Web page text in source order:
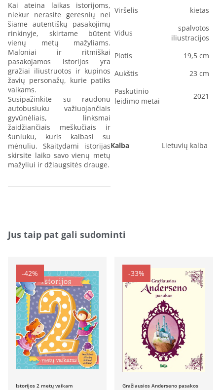
Kai ateina laikas istorijoms,
niekur nerasite geresnių nei
šiame autentiškų pasakojimų
rinkinyje, skirtame būtent
vienų metų mažyliams.
Maloniai ir ritmiškai
pasakojamos istorijos yra
gražiai iliustruotos ir kupinos
žavių personažų, kurie patiks
vaikams.
Susipažinkite su raudonu
autobusiuku važiuojančiais
gyvūnėliais, linksmai
žaidžiančiais meškučiais ir
šuniuku, kuris kalbasi su
mėnuliu. Skaitydami istorijas
skirsite laiko savo vienų metų
mažyliui ir džiaugsitės drauge.
Viršelis kietas
Vidus
spalvotos
iliustracijos
Plotis
19,5 cm
Aukštis
23 cm
Paskutinio
leidimo metai
2021
Kalba Lietuvių kalba
Jus taip pat gali sudominti
-42%
Istorijos 2 metų vaikam
-33%
Gražiausios Anderseno pasakos